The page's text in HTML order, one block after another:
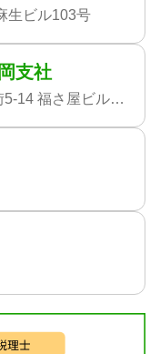
生ビル103号
支社
福岡県福岡市博多区博多駅中央街5-14 福さ屋ビル6FA